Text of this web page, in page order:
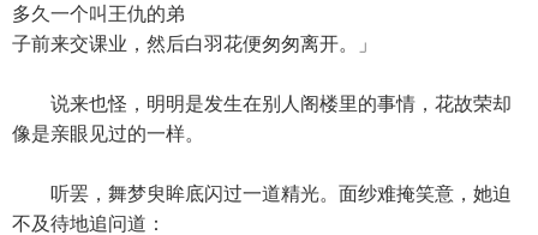
多久一个叫王仇的弟
子前来交课业，然后白羽花便匆匆离开。」
说来也怪，明明是发生在别人阁楼里的事情，花故荣却
像是亲眼见过的一样。
听罢，舞梦臾眸底闪过一道精光。面纱难掩笑意，她迫
不及待地追问道：